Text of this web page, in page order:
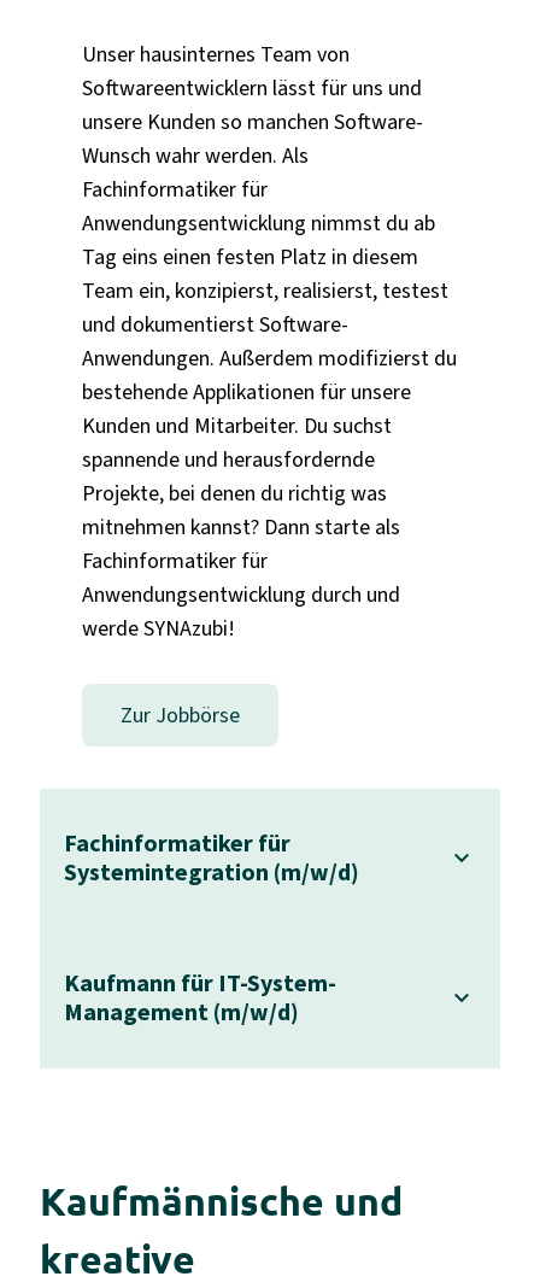
Unser hausinternes Team von
Softwareentwicklern lässt für uns und
unsere Kunden so manchen Software-
Wunsch wahr werden. Als
Fachinformatiker für
Anwendungsentwicklung nimmst du ab
Tag eins einen festen Platz in diesem
Team ein, konzipierst, realisierst, testest
und dokumentierst Software-
Anwendungen. Außerdem modifizierst du
bestehende Applikationen für unsere
Kunden und Mitarbeiter. Du suchst
spannende und herausfordernde
Projekte, bei denen du richtig was
mitnehmen kannst? Dann starte als
Fachinformatiker für
Anwendungsentwicklung durch und
werde SYNAzubi!
Zur Jobbörse
Fachinformatiker für
Systemintegration (m/w/d)
Kaufmann für IT-System-
Management (m/w/d)
Kaufmännische und
kreative